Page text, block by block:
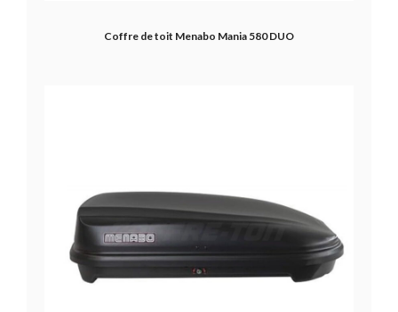
Coffre de toit Menabo Mania 580 DUO